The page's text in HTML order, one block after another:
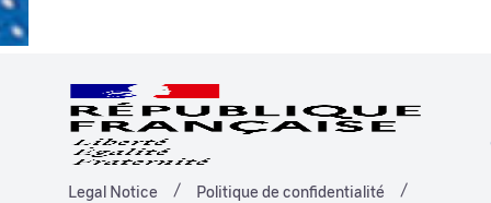
Legal Notice
Politique de confidentialité